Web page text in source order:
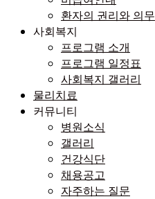
환자의 권리와 의무
사회복지
프로그램 소개
프로그램 일정표
사회복지 갤러리
물리치료
커뮤니티
병원소식
갤러리
건강식단
채용공고
자주하는 질문